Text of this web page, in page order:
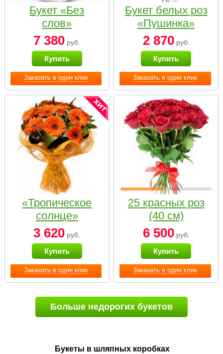
Заказать в один клик
Букет «Без
слов»
7 380 руб.
Купить
Заказать в один клик
Букет белых роз
«Пушинка»
2 870руб.
Купить
Заказать в один клик
«Тропическое
солнце»
3 620 руб.
Купить
Заказать в один клик
25 красных роз
(40 см)
6 500руб.
Купить
Больше недорогих букетов
Букеты в шляпных коробках